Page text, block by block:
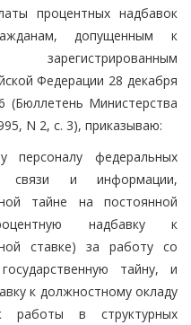
процентных надбавок
допущенным к
зарегистрированным
Федерации 28 декабря
(Бюллетень Министерства
N 2, с. 3), приказываю:
персоналу федеральных
связи и информации,
тайне на постоянной
надбавку к
ставке) за работу со
тайну, и
к должностному окладу
работы в структурных